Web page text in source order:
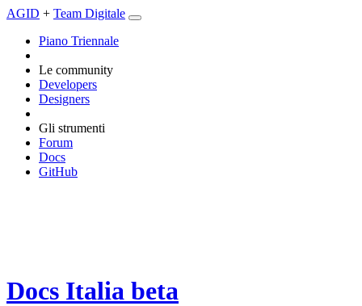
AGID + Team Digitale
Piano Triennale
Le community
Developers
Designers
Gli strumenti
Forum
Docs
GitHub
Docs Italia beta